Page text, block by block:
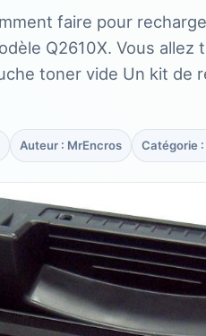
faire pour
Q2610X. Vous allez
toner vide Un kit de
Auteur : MrEncros Catégorie